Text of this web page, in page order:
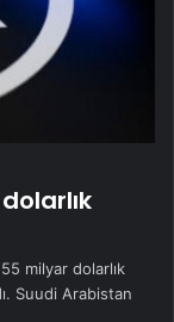
milyar dolarlık
Suudi Arabistan